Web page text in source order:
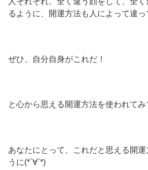
るように、開運方法も人によって違っ
ぜひ、自分自身がこれだ！
と心から思える開運方法を使われてみ
あなたにとって、これだと思える開
うに(*´∀`*)